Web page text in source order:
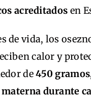
acreditados en
de vida, los
calor y
de450 gramos
durante